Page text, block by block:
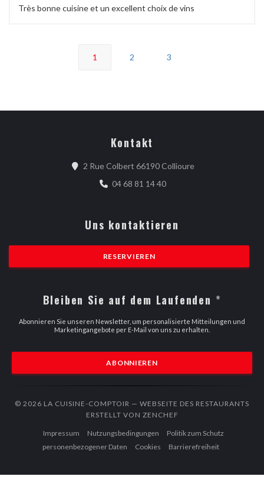
Très bonne cuisine et un excellent choix de vins
1 2 3
Kontakt
2 Rue Colbert 66190 Collioure((öffnet ein neues
04 68 81 14 40
Uns kontaktieren
RESERVIEREN
Bleiben Sie auf dem Laufenden *
Abonnieren Sie unseren Newsletter, um personalisierte Mitteilungen und
Marketingangebote per E-Mail von uns zu erhalten.
ABONNIEREN
© 2026 LA CUISINE-COMPTOIR — WEBSEITE DES RESTAURANTS
ERSTELLT VON ZENCHEF
Impressum ((öffnet ein neues Fenster))
Nutzungsbedingungen ((öffnet ein neues Fenster))
Politik zum Schutz
personenbezogener Daten((öffnet ein neues Fenster))
Cookies((öffnet ein neues Fenster))
Barrierefreiheit((öffnet ein